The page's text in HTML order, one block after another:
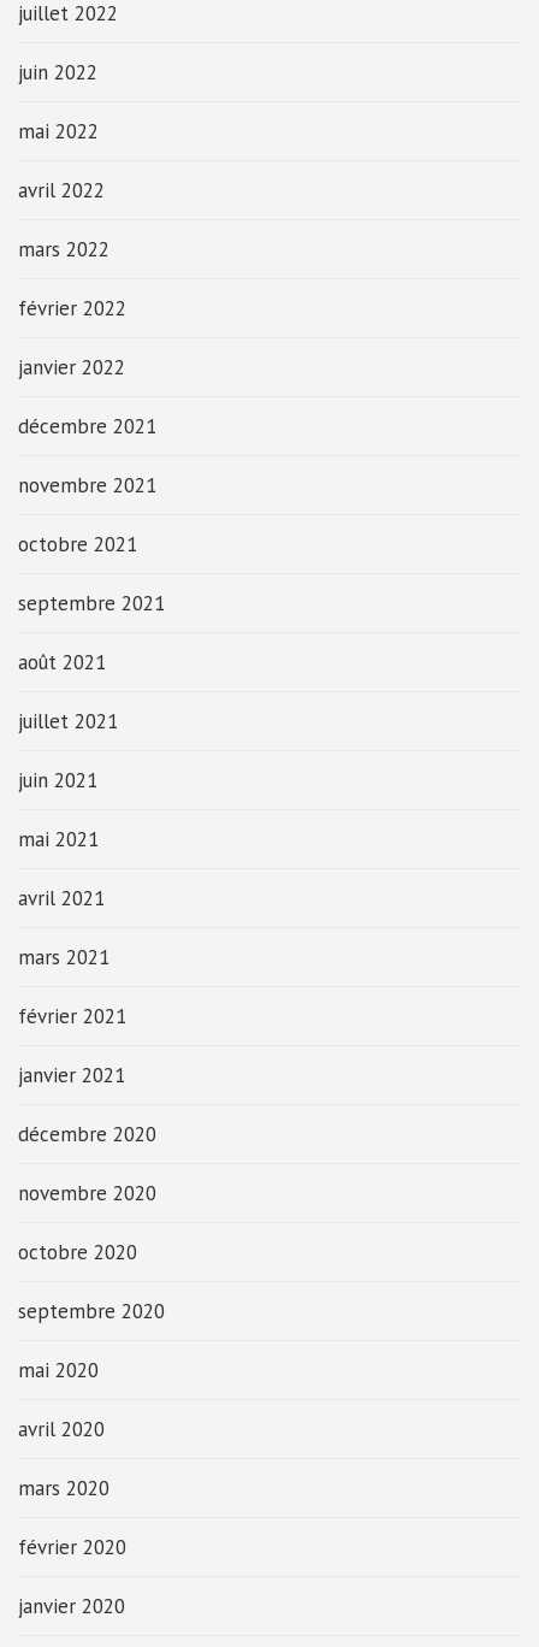
juillet 2022
juin 2022
mai 2022
avril 2022
mars 2022
février 2022
janvier 2022
décembre 2021
novembre 2021
octobre 2021
septembre 2021
août 2021
juillet 2021
juin 2021
mai 2021
avril 2021
mars 2021
février 2021
janvier 2021
décembre 2020
novembre 2020
octobre 2020
septembre 2020
mai 2020
avril 2020
mars 2020
février 2020
janvier 2020